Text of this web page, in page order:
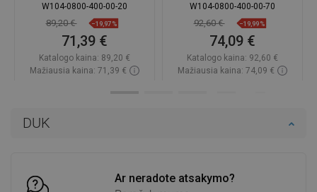
DUK
Ar neradote atsakymo?
W104-0800-400-00-20
89,20 € −19,97%
71,39 €
Katalogo kaina: 89,20 €
Mažiausia kaina: 71,39 €
W104-0800-400-00-70
92,60 € −19,99%
74,09 €
Katalogo kaina: 92,60 €
Mažiausia kaina: 74,09 €